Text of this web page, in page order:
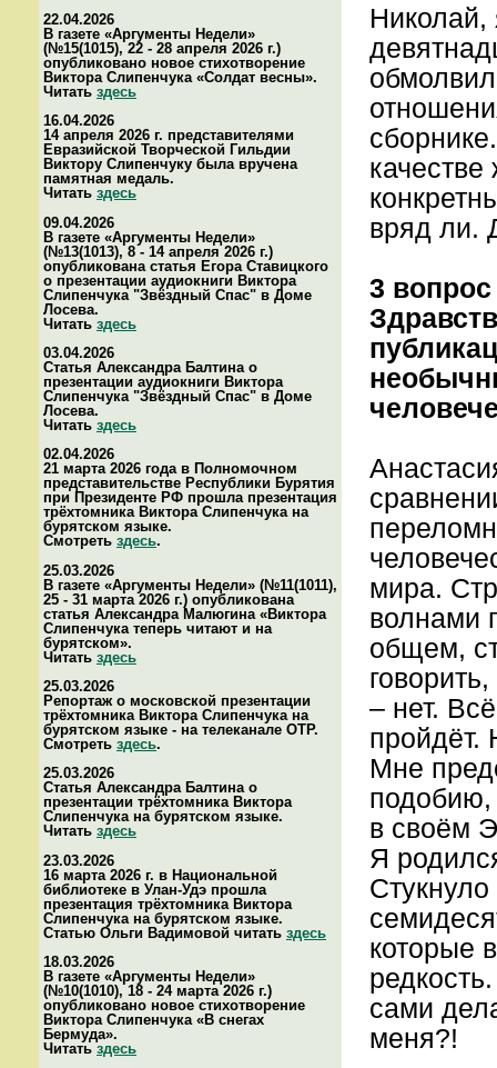
22.04.2026
В газете «Аргументы Недели»
(№15(1015), 22 - 28 апреля 2026 г.)
опубликовано новое стихотворение
Виктора Слипенчука «Солдат весны».
Читать здесь
16.04.2026
14 апреля 2026 г. представителями
Евразийской Творческой Гильдии
Виктору Слипенчуку была вручена
памятная медаль.
Читать здесь
09.04.2026
В газете «Аргументы Недели»
(№13(1013), 8 - 14 апреля 2026 г.)
опубликована статья Егора Ставицкого
о презентации аудиокниги Виктора
Слипенчука "Звёздный Спас" в Доме
Лосева.
Читать здесь
03.04.2026
Статья Александра Балтина о
презентации аудиокниги Виктора
Слипенчука "Звёздный Спас" в Доме
Лосева.
Читать здесь
02.04.2026
21 марта 2026 года в Полномочном
представительстве Республики Бурятия
при Президенте РФ прошла презентация
трёхтомника Виктора Слипенчука на
бурятском языке.
Смотреть здесь.
25.03.2026
В газете «Аргументы Недели» (№11(1011),
25 - 31 марта 2026 г.) опубликована
статья Александра Малюгина «Виктора
Слипенчука теперь читают и на
бурятском».
Читать здесь
25.03.2026
Репортаж о московской презентации
трёхтомника Виктора Слипенчука на
бурятском языке - на телеканале ОТР.
Смотреть здесь.
25.03.2026
Статья Александра Балтина о
презентации трёхтомника Виктора
Слипенчука на бурятском языке.
Читать здесь
23.03.2026
16 марта 2026 г. в Национальной
библиотеке в Улан-Удэ прошла
презентация трёхтомника Виктора
Слипенчука на бурятском языке.
Статью Ольги Вадимовой читать здесь
18.03.2026
В газете «Аргументы Недели»
(№10(1010), 18 - 24 марта 2026 г.)
опубликовано новое стихотворение
Виктора Слипенчука «В снегах
Бермуда».
Читать здесь
Николай,
вряд ли.
3 вопрос
мира.
волнами
общем,
– нет.
пройдёт.
Мне
подобию,
в своём
Я
которые
сами
меня?!